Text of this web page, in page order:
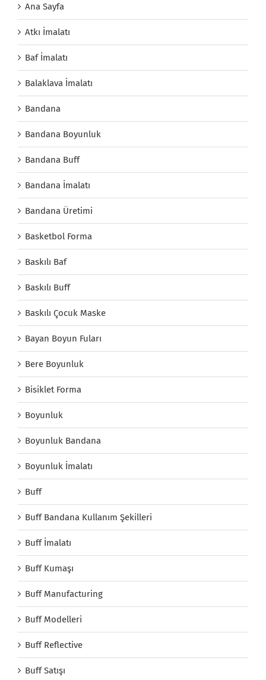
Ana Sayfa
Atkı İmalatı
Baf İmalatı
Balaklava İmalatı
Bandana
Bandana Boyunluk
Bandana Buff
Bandana İmalatı
Bandana Üretimi
Basketbol Forma
Baskılı Baf
Baskılı Buff
Baskılı Çocuk Maske
Bayan Boyun Fuları
Bere Boyunluk
Bisiklet Forma
Boyunluk
Boyunluk Bandana
Boyunluk İmalatı
Buff
Buff Bandana Kullanım Şekilleri
Buff İmalatı
Buff Kumaşı
Buff Manufacturing
Buff Modelleri
Buff Reflective
Buff Satışı